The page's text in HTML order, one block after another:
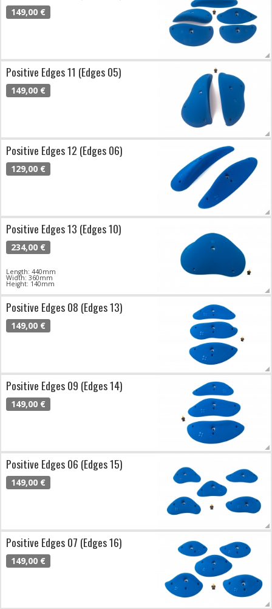
149,00 €
Positive Edges 11 (Edges 05)
149,00 €
Positive Edges 12 (Edges 06)
129,00 €
Positive Edges 13 (Edges 10)
234,00 €
Length: 440mm
Width: 360mm
Height: 140mm
Positive Edges 08 (Edges 13)
149,00 €
Positive Edges 09 (Edges 14)
149,00 €
Positive Edges 06 (Edges 15)
149,00 €
Positive Edges 07 (Edges 16)
149,00 €